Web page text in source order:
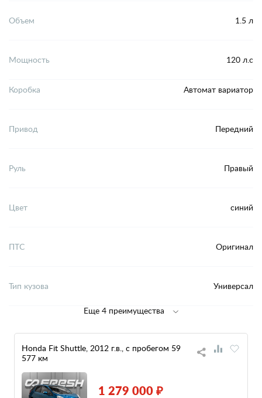
Объем 1.5 л
Мощность 120 л.с
Коробка Автомат вариатор
Привод Передний
Руль Правый
Цвет синий
ПТС Оригинал
Тип кузова Универсал
Еще 4 преимущества
Honda Fit Shuttle, 2012 г.в., с пробегом 59
577 км
1 279 000 ₽